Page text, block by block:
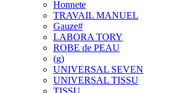
Honnete
TRAVAIL MANUEL
Gauze#
LABORA TORY
ROBE de PEAU
(g)
UNIVERSAL SEVEN
UNIVERSAL TISSU
TISSU